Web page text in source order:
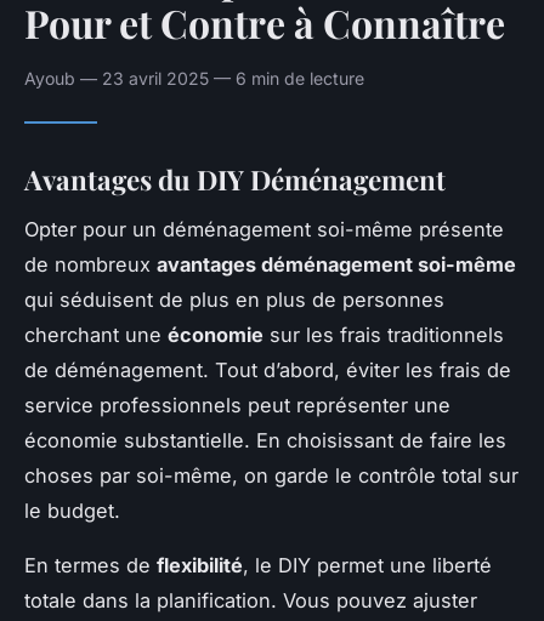
Pour et Contre à Connaître
Ayoub — 23 avril 2025 — 6 min de lecture
Avantages du DIY Déménagement
Opter pour un déménagement soi-même présente
de nombreux avantages déménagement soi-même
qui séduisent de plus en plus de personnes
cherchant une économie sur les frais traditionnels
de déménagement. Tout d’abord, éviter les frais de
service professionnels peut représenter une
économie substantielle. En choisissant de faire les
choses par soi-même, on garde le contrôle total sur
le budget.
En termes de flexibilité, le DIY permet une liberté
totale dans la planification. Vous pouvez ajuster